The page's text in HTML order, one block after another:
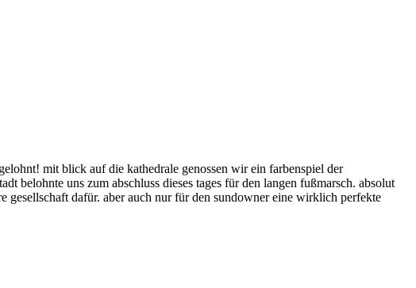
mit blick auf die kathedrale genossen wir ein farbenspiel der
belohnte uns zum abschluss dieses tages für den langen fußmarsch. absolut
gesellschaft dafür. aber auch nur für den sundowner eine wirklich perfekte